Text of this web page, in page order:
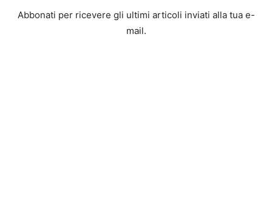
Abbonati per ricevere gli ultimi articoli inviati alla tua e-
mail.